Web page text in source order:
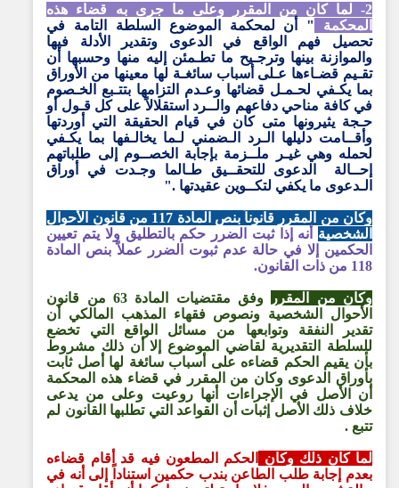
2- لما كان من المقرر وعلى ما جرى به قضاء هذه
المحكمة
" أن لمحكمة الموضوع السلطة التامة في
تحصيل فهم الواقع في الدعوى وتقدير الأدلة فيها
والموازنة بينها وترجـيح ما تطـمئن إليه منها وحسبها أن
تقـيم قضـاءها عـلى أسباب سائغـة لها معينها من الأوراق
بما يكـفي لحـمـل قضائها وعـدم التزامها بتتـبع الخـصوم
في كافة مناحي دفاعهم والــرد استقلالاً على كل قـول أو
حـجة يثيرونها متى كان في قيام الحقيقة التي أوردتها
وأقــامت دليلها الـرد الـضمني لـما يخالـفها بما يكـفي
لحمله وهي غيـر ملــزمة بإجابة الخصــوم إلى طلباتهم
إحــالة الدعوى للتحقــيق طـالما وجـدت في أوراق
الـدعوى ما يكفي لتكــوين عقيدتها ."
وكان من المقرر قانوناً بنص المادة 117 من قانون الأحوال
الشخصية
أنه إذا ثبت الضرر حكم بالتطليق ولا يتم تعيين
الحكمين إلا في حالة عدم ثبوت الضرر عملاً بنص المادة
118 من ذات القانون.
وكان من المقرر
وفق مقتضيات المادة 63 من قانون
الأحوال الشخصية ونصوص فقهاء المذهب المالكي أن
تقدير النفقة وتوابعها من مسائل الواقع التي تخضع
للسلطة التقديرية لقاضي الموضوع إلا أن ذلك مشروط
بأن يقيم الحكم قضاءه على أسباب سائغة لها أصل ثابت
بأوراق الدعوى وكان من المقرر في قضاء هذه المحكمة
أن الأصل في الإجراءات أنها روعيت وعلى من يدعى
خلاف ذلك الأصل إثبات أن القواعد التي تطلبها القانون لم
تتبع .
لما كان ذلك وكان
الحكم المطعون فيه قد أقام قضاءه
بعدم إجابة طلب الطاعن بندب حكمين استناداً إلى أنه في